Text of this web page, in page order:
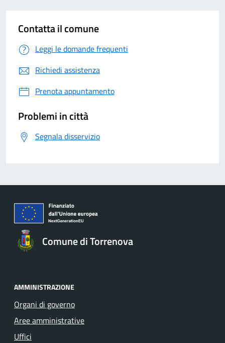
Contatta il comune
Leggi le domande frequenti
Richiedi assistenza
Prenota appuntamento
Problemi in città
Segnala disservizio
Comune di Torrenova
AMMINISTRAZIONE
Organi di governo
Aree amministrative
Uffici